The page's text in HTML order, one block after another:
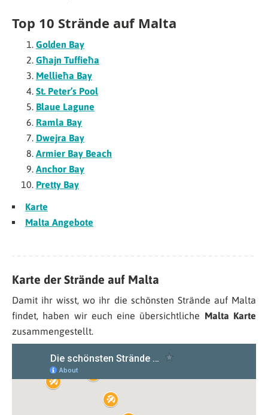
Top 10 Strände auf Malta
Golden Bay
Għajn Tuffieħa
Mellieħa Bay
St. Peter’s Pool
Blaue Lagune
Ramla Bay
Dwejra Bay
Armier Bay Beach
Anchor Bay
Pretty Bay
Karte
Malta Angebote
Karte der Strände auf Malta
Damit ihr wisst, wo ihr die schönsten Strände auf Malta
findet, haben wir euch eine übersichtliche Malta Karte
zusammengestellt.